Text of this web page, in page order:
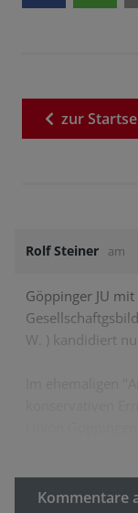
zur
Rolf Steiner am
Göppinger JU
W. ) kandidiert
Kommentare